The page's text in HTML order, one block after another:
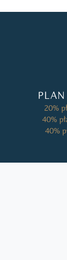
20%
40%
40%